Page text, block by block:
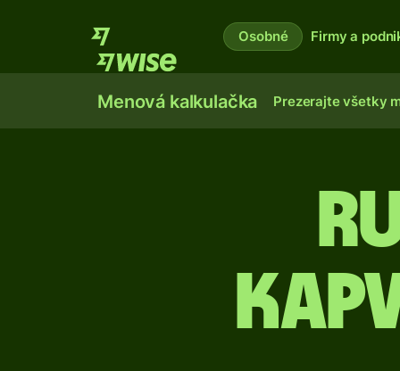
Osobné Firmy a
Menová kalkulačka Prezerajte všetky